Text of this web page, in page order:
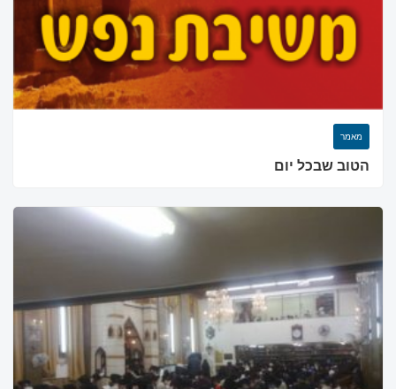
מאמר
הטוב שבכל יום